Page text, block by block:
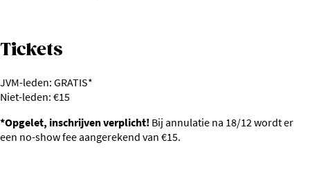
Tickets
JVM-leden: GRATIS*
Niet-leden: €15
*Opgelet, inschrijven verplicht! Bij annulatie na 18/12 wordt er
een no-show fee aangerekend van €15.